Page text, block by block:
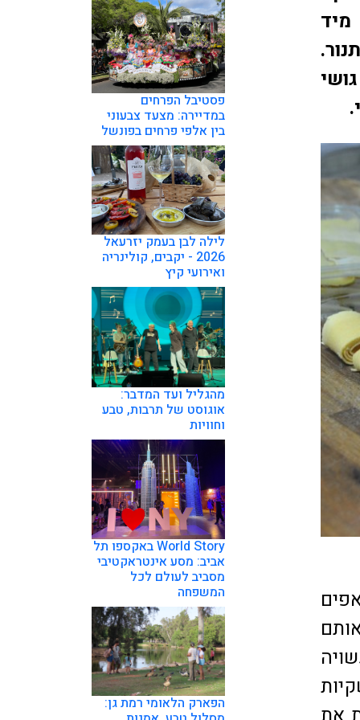
פסטיבל הפרחים
במדיירה: מצעד צבעוני
בין אלפי פרחים בפונשל
לילה לבן בעמק יזרעאל
2026 - יקבים, קולינריה
ואירועי קיץ
מהגליל ועד המדבר:
אוגוסט של תרבות, טבע
וחוויות
World Story באקספו תל
אביב: מסע אינטראקטיבי
מסביב לעולם לכל
המשפחה
הפארק הלאומי רמת גן: